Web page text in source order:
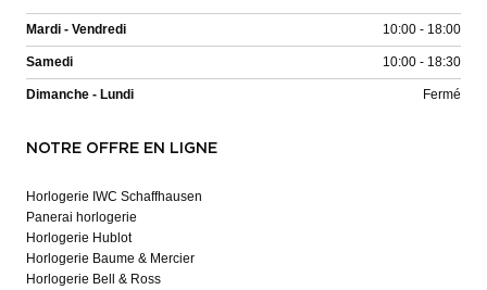
Mardi - Vendredi 10:00 - 18:00
Samedi 10:00 - 18:30
Dimanche - Lundi Fermé
NOTRE OFFRE EN LIGNE
Horlogerie IWC Schaffhausen
Panerai horlogerie
Horlogerie Hublot
Horlogerie Baume & Mercier
Horlogerie Bell & Ross